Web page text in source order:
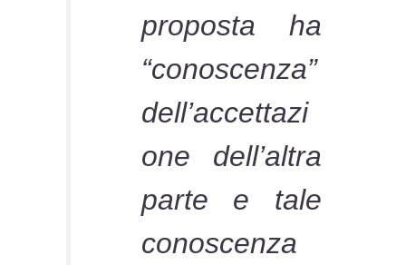
proposta ha
“conoscenza”
dell’accettazi
one dell’altra
parte e tale
conoscenza